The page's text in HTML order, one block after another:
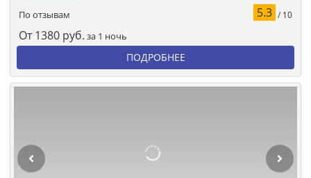
По отзывам
5.3 / 10
От 1380 руб. за 1 ночь
ПОДРОБНЕЕ